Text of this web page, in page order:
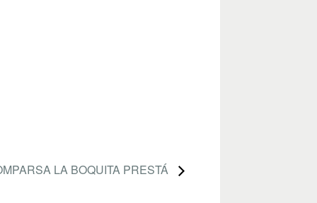
LA BOQUITA PRESTÁ